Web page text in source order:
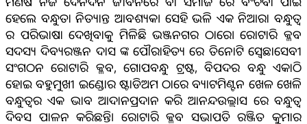
ହେଲେ ବନ୍ଧୁତା ନିତ୍ୟାନ୍ତ ଆବଶ୍ୟକ। ସେହି ଭଳି ଏକ ନିଆରା ବନ୍ଧୁତ୍ୱ
ର ପରିଭାଷା ଦେଖିବାକୁ ମିଳିଛି ଭଞ୍ଜନଗର ଠାରେ। ରୋଟାରି କ୍ଳବ
ସଦସ୍ୟ ଦିବ୍ୟରଞ୍ଜନ ଦାସ ଙ୍କ ପୌରାହିତ୍ୟ ରେ ତିନୋଟି ସ୍ବେଛାସେବୀ
ସଂଗଠନ ରୋଟାରି କ୍ଳବ, ଗୋପବନ୍ଧୁ ଟ୍ରଷ୍ଟ, ବିପଦର ବନ୍ଧୁ ଏକାଠି
ହୋଇ ବହୁମୁଖୀ ଇଣ୍ଡୋର ଷ୍ଟାଡିଅମ ଠାରେ ବ୍ୟାଟମିଣ୍ଟନ ଖେଳ ଖେଳି
ବନ୍ଧୁତ୍ୱର ଏକ ଭାବ ଆଦାନପ୍ରଦାନ କରି ଆନନ୍ଦଉଲ୍ଲାସ ରେ ବନ୍ଧୁତ୍ୱ
ଦିବସ ପାଳନ କରିଛନ୍ତି। ରୋଟାରି କ୍ଳବ ସଭାପତି ରଞ୍ଜିତ କୁମାର